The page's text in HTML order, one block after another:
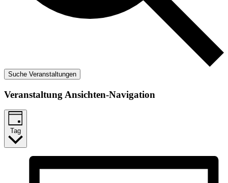
Suche Veranstaltungen
Veranstaltung Ansichten-Navigation
Tag